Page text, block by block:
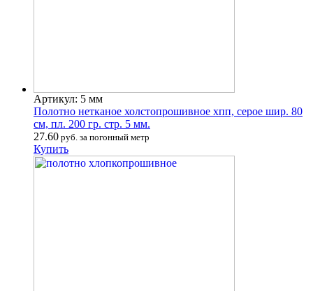
Артикул: 5 мм
Полотно нетканое холстопрошивное хпп, серое шир. 80
см, пл. 200 гр. стр. 5 мм.
27.60 руб. за погонный метр
Купить